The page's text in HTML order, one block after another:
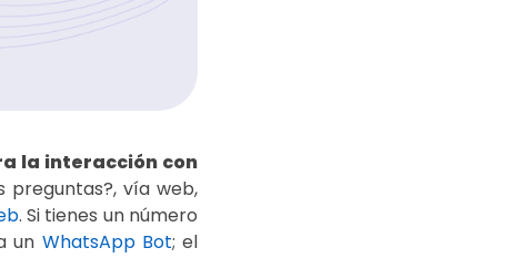
la interacción con
preguntas?, vía web,
. Si tienes un número
un WhatsApp Bot; el